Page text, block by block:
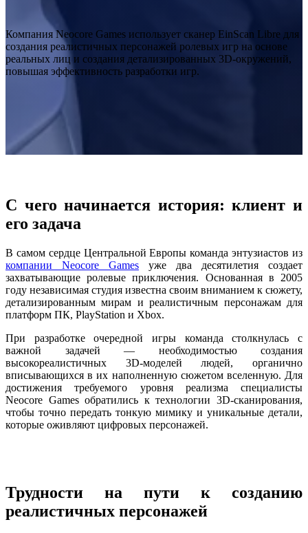
Стоматологический 3D-принтер
AccuFab-F1НОВИНКА
AccuFab-CEL
Лабораторный 3D-сканер
AutoScan-DS-EX Pro
Лицевой 3D-сканер
e-MotionНОВИНКА
MetiSmile
Стоматологические решения
Оставить заявку
Компания Neocore Games использует сканер EinScan Libre для
создания реалистичных персонажей ролевых игр на основе
реальных лиц и создания детализированных 3D-окружений,
повышая эффективность разработки игр.
С чего начинается история: клиент и
его задача
В самом сердце Центральной Европы команда энтузиастов из
компании Neocore Games уже два десятилетия создает
захватывающие ролевые приключения. Основанная в 2005
году независимая студия известна своим вниманием к сюжету,
детализированным мирам и реалистичным персонажам для
платформ ПК, PlayStation и Xbox.
При разработке очередной игры команда столкнулась с
важной задачей — необходимостью создания
высокореалистичных 3D-моделей людей, органично
вписывающихся в их наполненную сюжетом вселенную. Для
достижения требуемого уровня реализма специалисты
Neocore Games обратились к технологии 3D-сканирования,
чтобы точно передать тонкую мимику и уникальные детали,
которые оживляют цифровых персонажей.
Трудности на пути к созданию
реалистичных персонажей